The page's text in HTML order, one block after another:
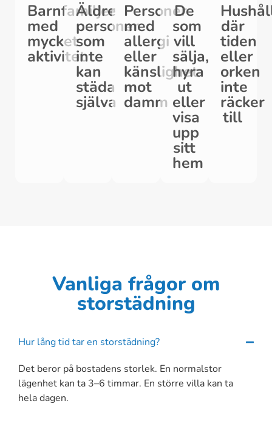
Barnfamiljer
med
mycket
aktivitet
Äldre
personer
som
inte
kan
städa
själva
Personer
med
allergi
eller
känslighet
mot
damm
De
som
vill
sälja,
hyra
ut
eller
visa
upp
sitt
hem
där
tiden
eller
orken
inte
räcker
till
Vanliga frågor om
storstädning
Hur lång tid tar en storstädning?
Det beror på bostadens storlek. En normalstor
lägenhet kan ta 3–6 timmar. En större villa kan ta
hela dagen.